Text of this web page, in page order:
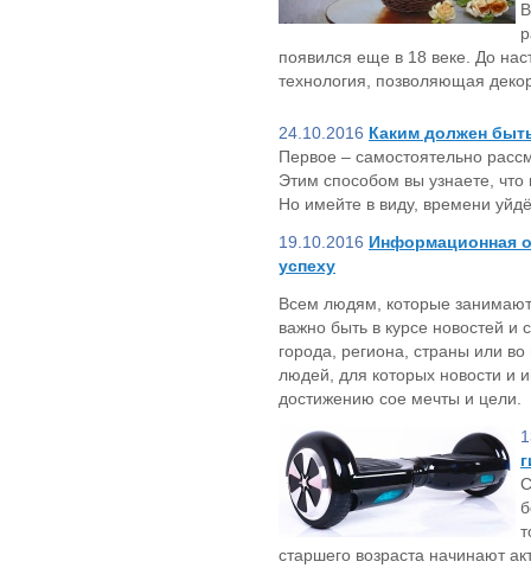
появился еще в 18 веке. До
технология, позволяющая
24.10.2016 Каким должен
Первое – самостоятельно
Этим способом вы узнаете,
Но имейте в виду, времени
19.10.2016 Информационная
успеху
Всем людям, которые
важно быть в курсе новостей и
города, региона, страны или
людей, для которых новости и
достижению сое мечты и цели.
старшего возраста начинают